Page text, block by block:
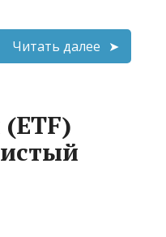
Читать далее